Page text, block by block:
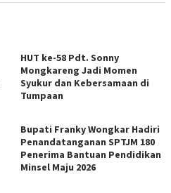
HUT ke-58 Pdt. Sonny
Mongkareng Jadi Momen
Syukur dan Kebersamaan di
Tumpaan
Bupati Franky Wongkar Hadiri
Penandatanganan SPTJM 180
Penerima Bantuan Pendidikan
Minsel Maju 2026